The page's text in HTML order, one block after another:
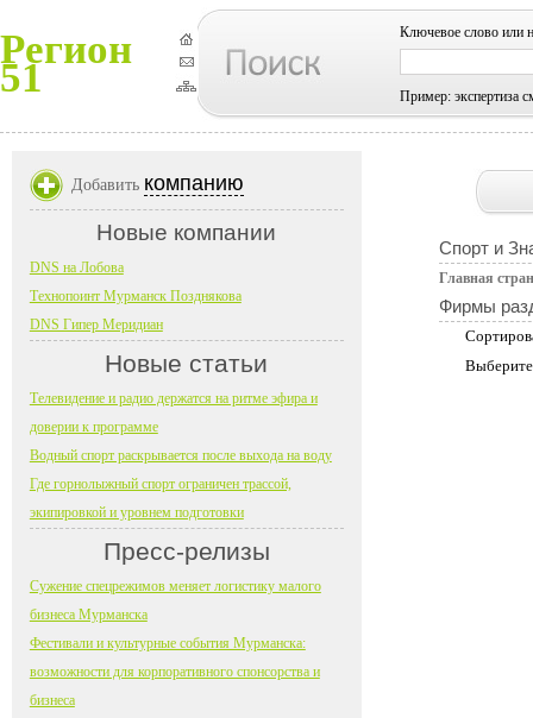
Регион
51
Ключевое слово или
Пример: экспертиза
Спорт и
Главная
Фирмы
Добавить компанию
Новые компании
DNS на Лобова
Технопоинт Мурманск Позднякова
DNS Гипер Меридиан
Новые статьи
Телевидение и радио держатся на ритме эфира и
доверии к программе
Водный спорт раскрывается после выхода на воду
Где горнолыжный спорт ограничен трассой,
экипировкой и уровнем подготовки
Пресс-релизы
Сужение спецрежимов меняет логистику малого
бизнеса Мурманска
Фестивали и культурные события Мурманска:
возможности для корпоративного спонсорства и
бизнеса